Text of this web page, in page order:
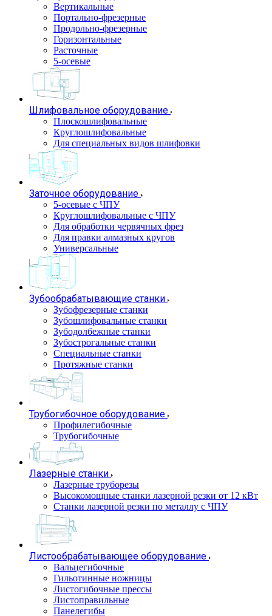
Вертикальные
Портально-фрезерные
Продольно-фрезерные
Горизонтальные
Расточные
5-осевые
Шлифовальное оборудование
Плоскошлифовальные
Круглошлифовальные
Для специальных видов шлифовки
Заточное оборудование
5-осевые с ЧПУ
Круглошлифовальные с ЧПУ
Для обработки червячных фрез
Для правки алмазных кругов
Универсальные
Зубообрабатывающие станки
Зубофрезерные станки
Зубошлифовальные станки
Зубодолбежные станки
Зубострогальные станки
Специальные станки
Протяжные станки
Трубогибочное оборудование
Профилегибочные
Трубогибочные
Лазерные станки
Лазерные труборезы
Высокомощные станки лазерной резки от 12 кВт
Станки лазерной резки по металлу с ЧПУ
Листообрабатывающее оборудование
Вальцегибочные
Гильотинные ножницы
Листогибочные прессы
Листоправильные
Панелегибы